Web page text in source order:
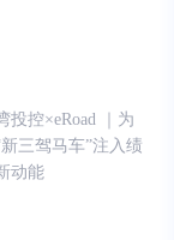
投控×eRoad ｜为
三驾马车”注入绩
动能